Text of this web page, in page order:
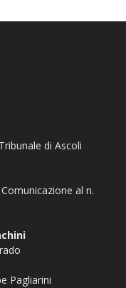
di Ascoli
al n.
Pagliarini